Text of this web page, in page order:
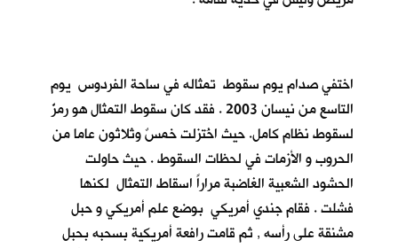
اختفي صدام يوم سقوط تمثاله في ساحة الفردوس يوم
التاسع من نيسان 2003 . فقد كان سقوط التمثال هو رمزٌ
لسقوط نظام كامل. حيث اخُتزلت خمسٌ وثلاثون عاما من
الحروب و الأزمات في لحظات السقوط . حيث حاولت
الحشود الشعبية الغاضبة مراراً اسقاط التمثال لكنها
فشلت . فقام جندي أمريكي بوضع علم أمريكي و حبل
مشنقة على رأسه , ثم قامت رافعة أمريكية بسحبه بحبل